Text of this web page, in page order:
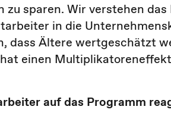
sparen. Wir verstehen das
in die
dass Ältere wertgeschätzt
einen
auf das Programm